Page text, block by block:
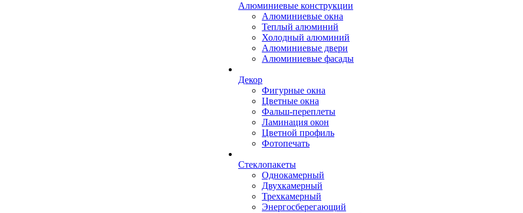
Алюминиевые конструкции
Алюминиевые окна
Теплый алюминий
Холодный алюминий
Алюминиевые двери
Алюминиевые фасады
Декор
Фигурные окна
Цветные окна
Фальш-переплеты
Ламинация окон
Цветной профиль
Фотопечать
Стеклопакеты
Однокамерный
Двухкамерный
Трехкамерный
Энергосберегающий